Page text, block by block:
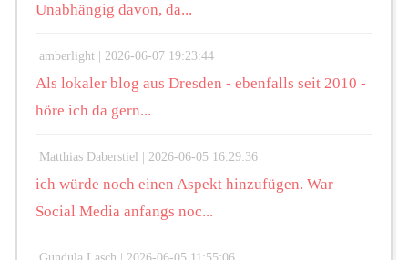
Unabhängig davon, da...
amberlight | 2026-06-07 19:23:44
Als lokaler blog aus Dresden - ebenfalls seit 2010 -
höre ich da gern...
Matthias Daberstiel | 2026-06-05 16:29:36
ich würde noch einen Aspekt hinzufügen. War
Social Media anfangs noc...